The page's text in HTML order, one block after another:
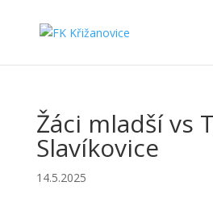
Žáci mladší vs
Slavíkovice
14.5.2025